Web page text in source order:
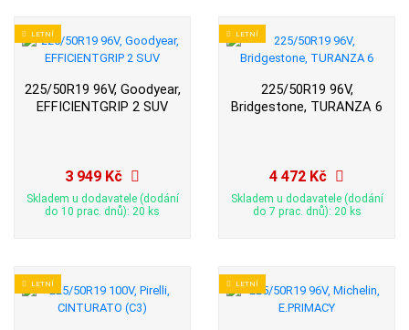
LETNÍ
225/50R19 96V, Goodyear,
EFFICIENTGRIP 2 SUV
3 949 Kč
Skladem u dodavatele (dodání
do 10 prac. dnů): 20 ks
LETNÍ
225/50R19 96V,
Bridgestone, TURANZA 6
4 472 Kč
Skladem u dodavatele (dodání
do 7 prac. dnů): 20 ks
LETNÍ LETNÍ